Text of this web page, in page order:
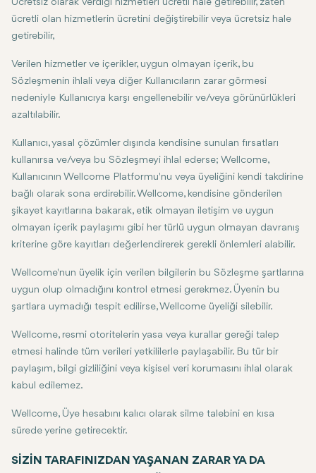
Ücretsiz olarak verdiği hizmetleri ücretli hale getirebilir, zaten
ücretli olan hizmetlerin ücretini değiştirebilir veya ücretsiz hale
getirebilir,
Verilen hizmetler ve içerikler, uygun olmayan içerik, bu
Sözleşmenin ihlali veya diğer Kullanıcıların zarar görmesi
nedeniyle Kullanıcıya karşı engellenebilir ve/veya görünürlükleri
azaltılabilir.
Kullanıcı, yasal çözümler dışında kendisine sunulan fırsatları
kullanırsa ve/veya bu Sözleşmeyi ihlal ederse; Wellcome,
Kullanıcının Wellcome Platformu'nu veya üyeliğini kendi takdirine
bağlı olarak sona erdirebilir. Wellcome, kendisine gönderilen
şikayet kayıtlarına bakarak, etik olmayan iletişim ve uygun
olmayan içerik paylaşımı gibi her türlü uygun olmayan davranış
kriterine göre kayıtları değerlendirerek gerekli önlemleri alabilir.
Wellcome'nun üyelik için verilen bilgilerin bu Sözleşme şartlarına
uygun olup olmadığını kontrol etmesi gerekmez. Üyenin bu
şartlara uymadığı tespit edilirse, Wellcome üyeliği silebilir.
Wellcome, resmi otoritelerin yasa veya kurallar gereği talep
etmesi halinde tüm verileri yetkililerle paylaşabilir. Bu tür bir
paylaşım, bilgi gizliliğini veya kişisel veri korumasını ihlal olarak
kabul edilemez.
Wellcome, Üye hesabını kalıcı olarak silme talebini en kısa
sürede yerine getirecektir.
SİZİN TARAFINIZDAN YAŞANAN ZARAR YA DA